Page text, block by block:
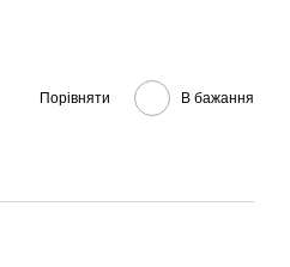
Порівняти В бажання